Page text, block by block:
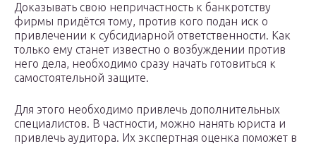
Доказывать свою непричастность к банкротству
фирмы придётся тому, против кого подан иск о
привлечении к субсидиарной ответственности. Как
только ему станет известно о возбуждении против
него дела, необходимо сразу начать готовиться к
самостоятельной защите.
Для этого необходимо привлечь дополнительных
специалистов. В частности, можно нанять юриста и
привлечь аудитора. Их экспертная оценка поможет в